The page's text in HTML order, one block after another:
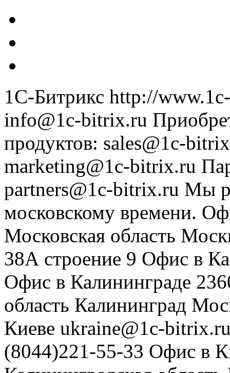
1С-Битрикс http://
info@1c-bitrix.ru
продуктов: sales@1c-
marketing@1c-bitrix.ru
partners@1c-bitrix.ru Мы
московскому времени.
Московская область
38А строение 9 Офис в
Офис в Калининграде
область Калининград
Киеве ukraine@1c-
(8044)221-55-33 Офис в